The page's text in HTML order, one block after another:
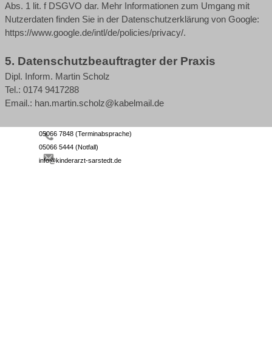
Abs. 1 lit. f DSGVO dar. Mehr Informationen zum Umgang mit
Nutzerdaten finden Sie in der Datenschutzerklärung von Google:
https://www.google.de/intl/de/policies/privacy/.
5. Datenschutzbeauftragter der Praxis
Dipl. Inform. Martin Scholz
Tel.: 0174 9417288
Email.: han.martin.scholz@kabelmail.de
05066 7848 (Terminabsprache)
05066 5444 (Notfall)
info@kinderarzt-sarstedt.de
Zurück zum Seiteninhalt